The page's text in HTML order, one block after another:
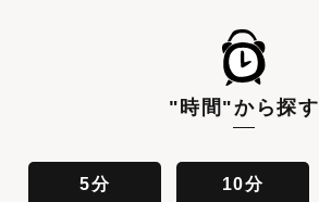
"時間"から探す
5分 10分